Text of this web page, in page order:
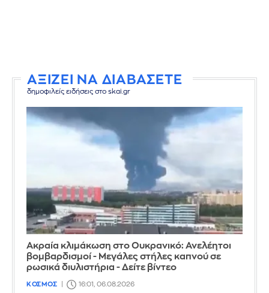
ΑΞΙΖΕΙ ΝΑ ΔΙΑΒΑΣΕΤΕ
δημοφιλείς ειδήσεις στο skai.gr
Ακραία κλιμάκωση στο Ουκρανικό: Ανελέητοι
βομβαρδισμοί - Μεγάλες στήλες καπνού σε
ρωσικά διυλιστήρια - Δείτε βίντεο
ΚΟΣΜΟΣ 16:01, 06.08.2026